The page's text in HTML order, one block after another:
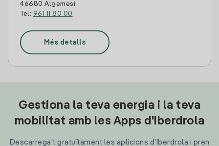
46680 Algemesi
Tel: 961 11 80 00
Més detalls
Gestiona la teva energia i la teva
mobilitat amb les Apps d'Iberdrola
Descarrega't gratuïtament les aplicions d'Iberdrola i pren